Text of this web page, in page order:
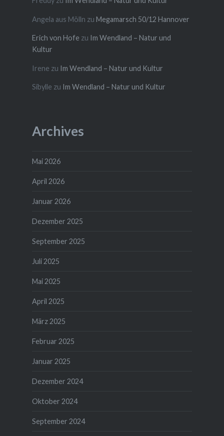
Angela aus Mölln zu Megamarsch 50/12 Hannover
Erich von Hofe zu Im Wendland – Natur und
Kultur
Irene zu Im Wendland – Natur und Kultur
Sibylle zu Im Wendland – Natur und Kultur
Archives
Mai 2026
April 2026
Januar 2026
Dezember 2025
September 2025
Juli 2025
Mai 2025
April 2025
März 2025
Februar 2025
Januar 2025
Dezember 2024
Oktober 2024
September 2024